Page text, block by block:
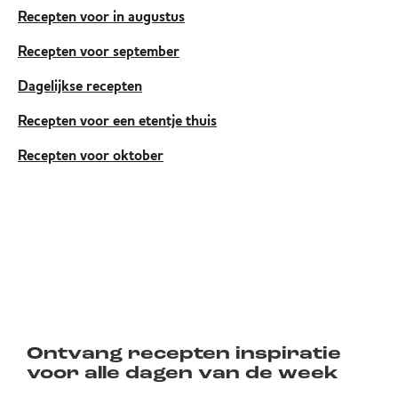
Recepten voor in augustus
Recepten voor september
Dagelijkse recepten
Recepten voor een etentje thuis
Recepten voor oktober
Ontvang recepten inspiratie
voor alle dagen van de week